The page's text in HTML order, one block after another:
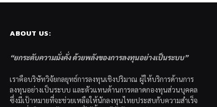
ABOUT US:
“ยกระดับความมั่งคั่ง ด้วยพลังของการลงทุนอย่างเป็นระบบ”
เราคือบริษัทวิจัยกลยุทธ์การลงทุนเชิงปริมาณ ผู้ให้บริการด้านการ
ลงทุนอย่างเป็นระบบ และตัวแทนด้านการตลาดกองทุนส่วนบุคคล
ซึ่งมีเป้าหมายที่จะช่วยเหลือให้นักลงทุนไทยประสบกับความสำเร็จ